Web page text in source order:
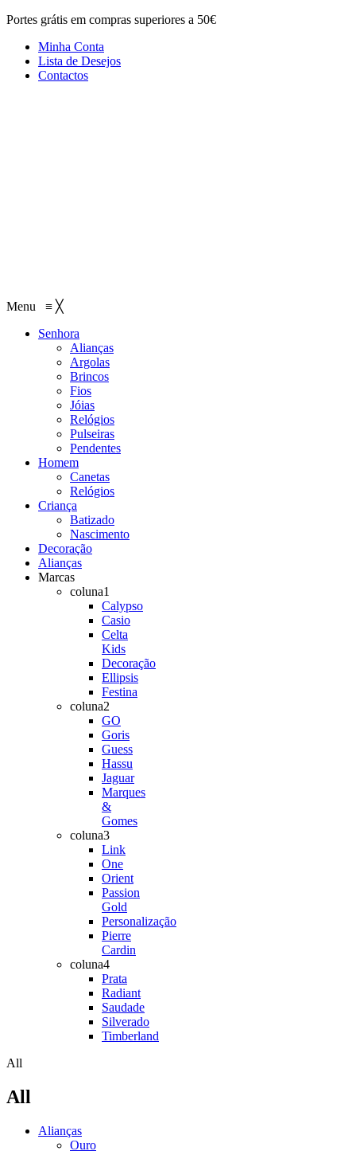
Portes grátis em compras superiores a 50€
Minha Conta
Lista de Desejos
Contactos
Menu ≡ ╳
Senhora
Alianças
Argolas
Brincos
Fios
Jóias
Relógios
Pulseiras
Pendentes
Homem
Canetas
Relógios
Criança
Batizado
Nascimento
Decoração
Alianças
Marcas
coluna1
Calypso
Casio
Celta
Kids
Decoração
Ellipsis
Festina
coluna2
GO
Goris
Guess
Hassu
Jaguar
Marques
&
Gomes
coluna3
Link
One
Orient
Passion
Gold
Personalização
Pierre
Cardin
coluna4
Prata
Radiant
Saudade
Silverado
Timberland
All
All
Alianças
Ouro